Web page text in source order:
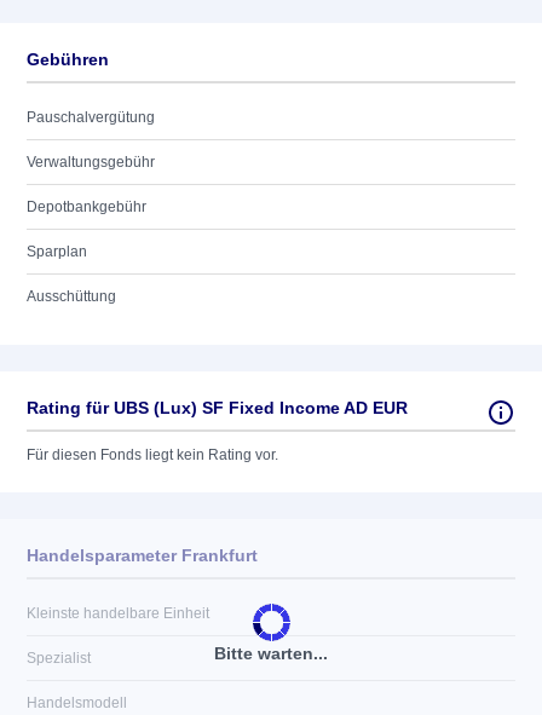
Gebühren
Pauschalvergütung
Verwaltungsgebühr
Depotbankgebühr
Sparplan
Ausschüttung
Rating für UBS (Lux) SF Fixed Income AD EUR
Für diesen Fonds liegt kein Rating vor.
Bitte warten...
Handelsparameter Frankfurt
Kleinste handelbare Einheit
Spezialist
Handelsmodell